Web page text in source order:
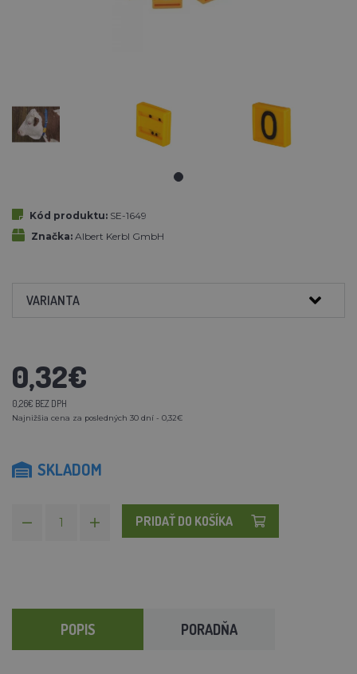
Kód produktu: SE-1649
Značka: Albert Kerbl GmbH
VARIANTA
0,32€
0,26€ BEZ DPH
Najnižšia cena za posledných 30 dní - 0,32€
SKLADOM
PRIDAŤ DO KOŠÍKA
POPIS PORADŇA